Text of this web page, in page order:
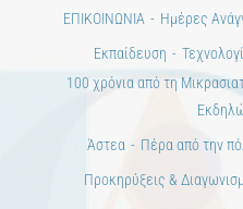
ΕΠΙΚΟΙΝΩΝΙΑ
Ημέρες
Εκπαίδευση
100 χρόνια από τη
Άστεα
Πέρα από την
Προκηρύξεις &